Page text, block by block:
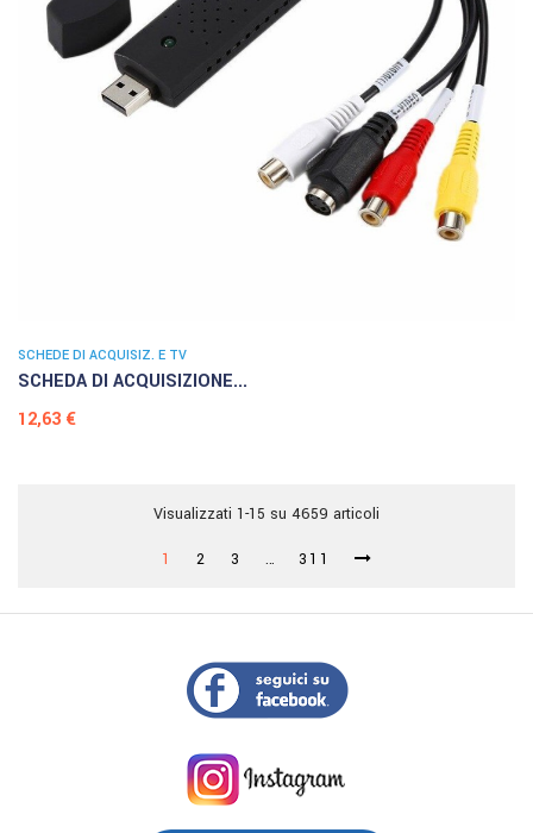
SCHEDE DI ACQUISIZ. E TV
SCHEDA DI ACQUISIZIONE...
Prezzo
12,63 €
Visualizzati 1-15 su 4659 articoli
1 2 3 … 311